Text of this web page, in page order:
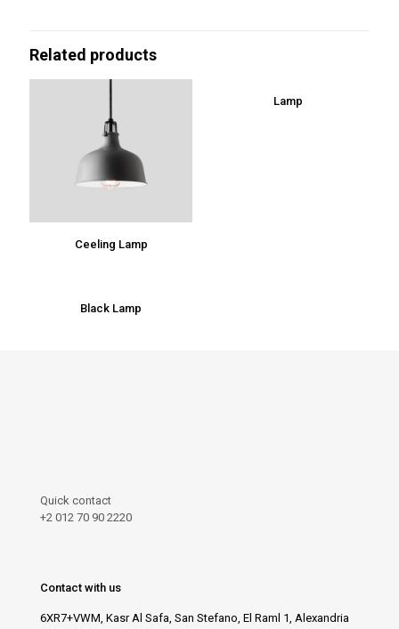
Related products
Ceeling Lamp
Lamp
Black Lamp
Quick contact
+2 012 70 90 2220
Contact with us
6XR7+VWM, Kasr Al Safa, San Stefano, El Raml 1, Alexandria